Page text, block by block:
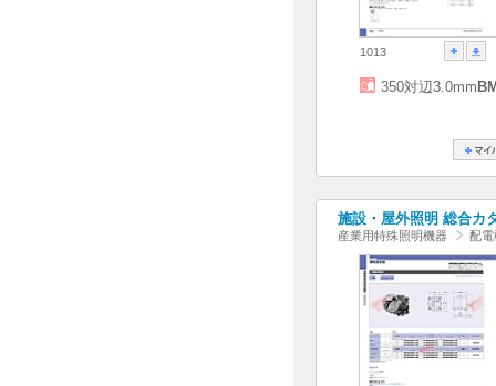
1013
350対辺3.0mm
施設・屋外照明 総合カ
産業用特殊照明機器 配電